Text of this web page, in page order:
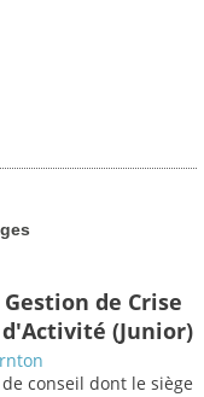
de Crise
(Junior)
conseil dont le siège